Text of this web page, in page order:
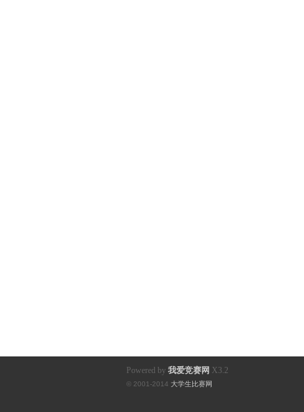
Powered by 我爱竞赛网 X3.2
© 2001-2014 大学生比赛网